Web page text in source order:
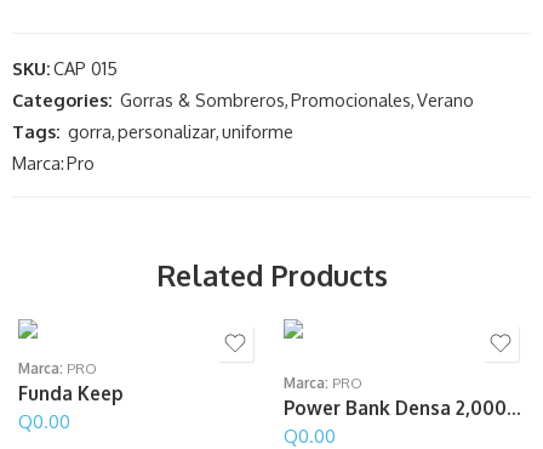
SKU:CAP 015
Categories: Gorras & Sombreros,Promocionales,Verano
Tags: gorra,personalizar,uniforme
Marca:Pro
Related Products
Marca: PRO
Funda Keep
Q0.00
Marca: PRO
Power Bank Densa 2,000mAh
Q0.00